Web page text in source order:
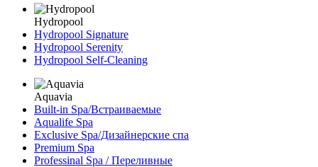
Hydropool
Hydropool Signature
Hydropool Serenity
Hydropool Self-Сleaning
Aquavia
Built-in Spa/Встраиваемые
Aqualife Spa
Exclusive Spa/Дизайнерские спа
Premium Spa
Professinal Spa / Переливные